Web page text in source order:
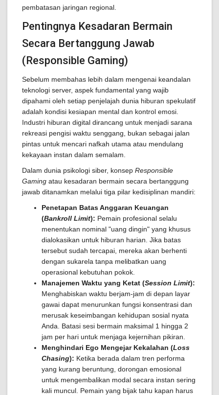
pembatasan jaringan regional.
Pentingnya Kesadaran Bermain
Secara Bertanggung Jawab
(Responsible Gaming)
Sebelum membahas lebih dalam mengenai keandalan
teknologi server, aspek fundamental yang wajib
dipahami oleh setiap penjelajah dunia hiburan spekulatif
adalah kondisi kesiapan mental dan kontrol emosi.
Industri hiburan digital dirancang untuk menjadi sarana
rekreasi pengisi waktu senggang, bukan sebagai jalan
pintas untuk mencari nafkah utama atau mendulang
kekayaan instan dalam semalam.
Dalam dunia psikologi siber, konsep Responsible
Gaming atau kesadaran bermain secara bertanggung
jawab ditanamkan melalui tiga pilar kedisiplinan mandiri:
Penetapan Batas Anggaran Keuangan
(Bankroll Limit): Pemain profesional selalu
menentukan nominal "uang dingin" yang khusus
dialokasikan untuk hiburan harian. Jika batas
tersebut sudah tercapai, mereka akan berhenti
dengan sukarela tanpa melibatkan uang
operasional kebutuhan pokok.
Manajemen Waktu yang Ketat (Session Limit):
Menghabiskan waktu berjam-jam di depan layar
gawai dapat menurunkan fungsi konsentrasi dan
merusak keseimbangan kehidupan sosial nyata
Anda. Batasi sesi bermain maksimal 1 hingga 2
jam per hari untuk menjaga kejernihan pikiran.
Menghindari Ego Mengejar Kekalahan (Loss
Chasing): Ketika berada dalam tren performa
yang kurang beruntung, dorongan emosional
untuk mengembalikan modal secara instan sering
kali muncul. Pemain yang bijak tahu kapan harus